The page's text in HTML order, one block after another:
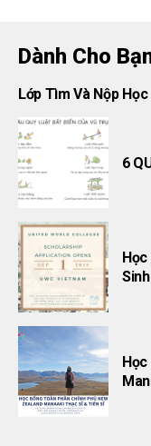
Dành Cho
Lớp Tìm Và Nộp
6
Học